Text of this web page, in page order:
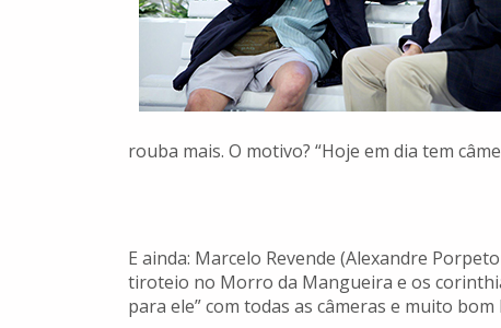
rouba mais. O motivo? “Hoje em dia tem
E ainda: Marcelo Revende (Alexandre
tiroteio no Morro da Mangueira e os
para ele” com todas as câmeras e muito bom